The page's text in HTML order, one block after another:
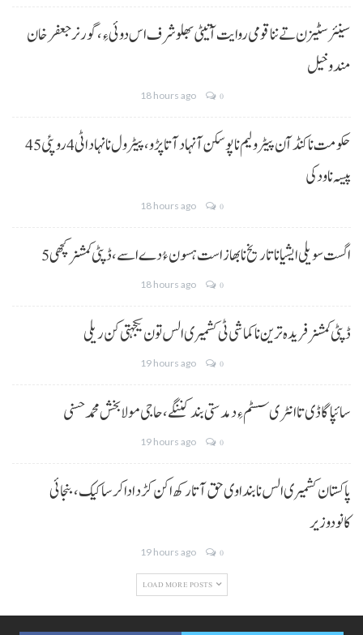
سینئر سٹیزن تے ننا قومی روایت آتیٹی بھلو شرف اس دوئی ءِ،گورنر جعفرخان
مندوخیل
18 hours ago 0
حکومت نا کنڈ آن پیٹرولیم نا پوسکن آ نہاد آتا پڑو،پیٹرول نا نہاد اٹی 4 روپئی 45
پیسہ نا ودکی
18 hours ago 0
5 اگست سویلی ایشیا نا تاریخ نا بھاز است ہسون ءُ دے اسے،ڈپٹی کمشنر کچھی
18 hours ago 0
ڈپٹی کمشنر فریدہ ترین نا کماشی ٹی کشمیری الس تون یکجہتی کن ریلی
19 hours ago 0
سائپا گاڈی تا انٹری سسٹم ءِ دمدستی بند کننگے، حاجی مولا بخش محمد حسنی
19 hours ago 0
پاکستان کشمیری الس نا بنداوی حق آتا رکھ اکن کڑد ادا کرسا کیک ،بنجائی
کانودوزیر
19 hours ago 0
LOAD MORE POSTS